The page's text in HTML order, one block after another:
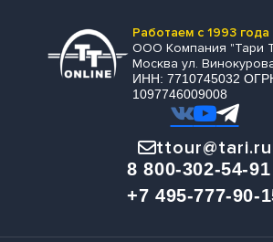
Работаем с 1993 года
ООО Компания "Тари
Москва ул.
ИНН: 7710745032
1097746009008
ttour@tari.ru
8 800-302-54-91
+7 495-777-90-